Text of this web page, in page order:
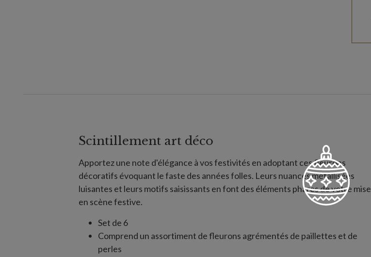
Scintillement art déco
Apportez une note d'élégance à vos festivités en adoptant ces fleurons
décoratifs évoquant le faste des années folles. Leurs nuances métallisées
luisantes et leurs motifs saisissants en font des éléments phares de votre mise
en scène festive.
Set de 6
Comprend un assortiment de fleurons agrémentés de paillettes et de
perles